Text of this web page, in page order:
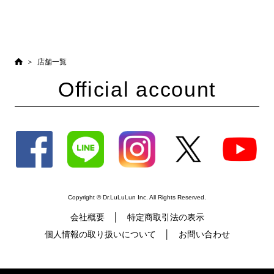
店舗一覧
Official account
Copyright © Dr.LuLuLun Inc. All Rights Reserved.
会社概要
特定商取引法の表示
個人情報の取り扱いについて
お問い合わせ